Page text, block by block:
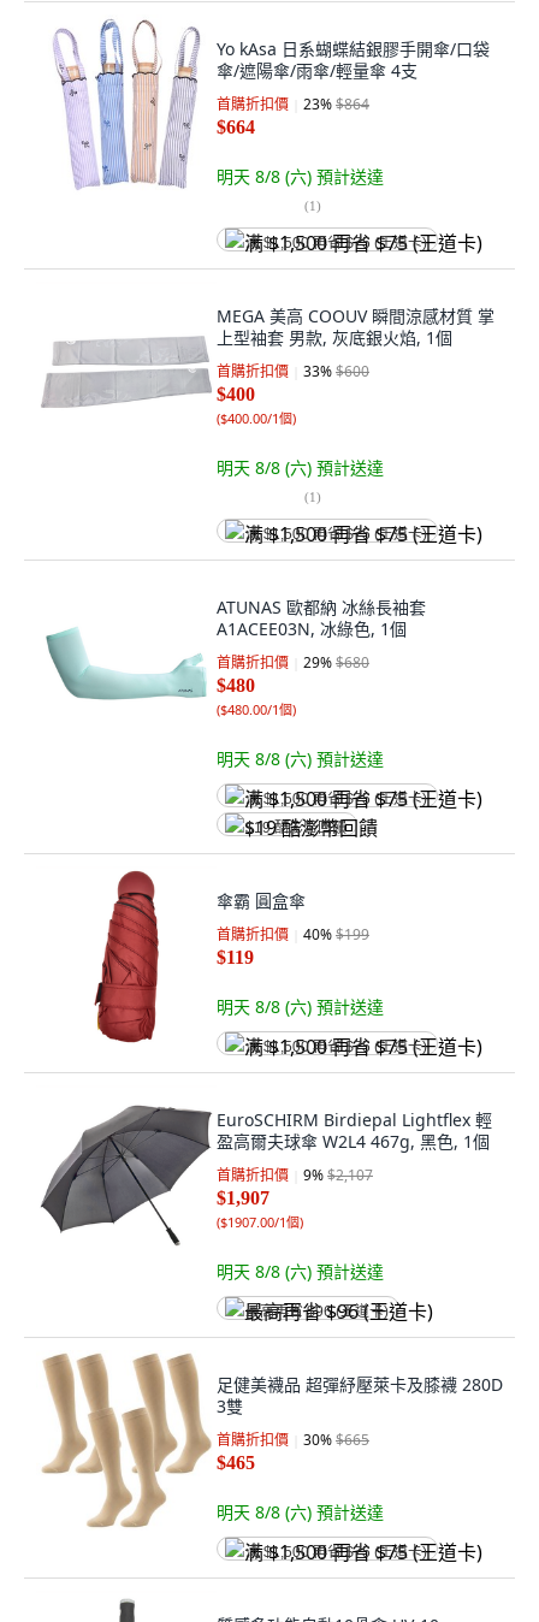
Yo kAsa 日系蝴蝶結銀膠手開傘/口袋
傘/遮陽傘/雨傘/輕量傘 4支
首購折扣價 23%$864
$664
明天 8/8 (六) 預計送達
(1)
满 $1,500 再省 $75 (王道卡)
MEGA 美高 COOUV 瞬間涼感材質 掌
上型袖套 男款, 灰底銀火焰, 1個
首購折扣價 33%$600
$400
($400.00/1個)
明天 8/8 (六) 預計送達
(1)
满 $1,500 再省 $75 (王道卡)
ATUNAS 歐都納 冰絲長袖套
A1ACEE03N, 冰綠色, 1個
首購折扣價 29%$680
$480
($480.00/1個)
明天 8/8 (六) 預計送達
满 $1,500 再省 $75 (王道卡)
$19 酷澎幣回饋
傘霸 圓盒傘
首購折扣價 40%$199
$119
明天 8/8 (六) 預計送達
满 $1,500 再省 $75 (王道卡)
EuroSCHIRM Birdiepal Lightflex 輕
盈高爾夫球傘 W2L4 467g, 黑色, 1個
首購折扣價 9%$2,107
$1,907
($1907.00/1個)
明天 8/8 (六) 預計送達
最高再省 $96 (王道卡)
足健美襪品 超彈紓壓萊卡及膝襪 280D
3雙
首購折扣價 30%$665
$465
明天 8/8 (六) 預計送達
满 $1,500 再省 $75 (王道卡)